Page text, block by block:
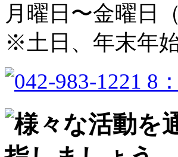
月曜日〜金曜日
※土日、年末年